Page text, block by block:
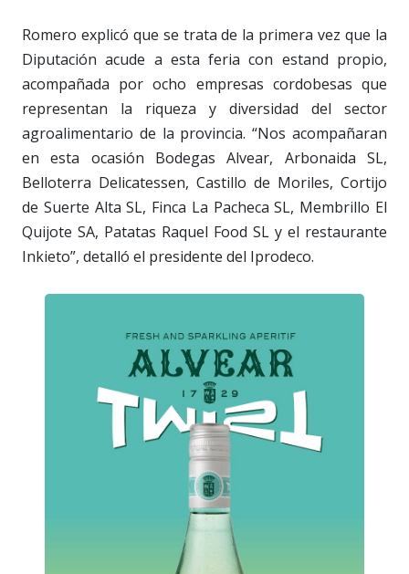
Romero explicó que se trata de la primera vez que la
Diputación acude a esta feria con estand propio,
acompañada por ocho empresas cordobesas que
representan la riqueza y diversidad del sector
agroalimentario de la provincia. “Nos acompañaran
en esta ocasión Bodegas Alvear, Arbonaida SL,
Belloterra Delicatessen, Castillo de Moriles, Cortijo
de Suerte Alta SL, Finca La Pacheca SL, Membrillo El
Quijote SA, Patatas Raquel Food SL y el restaurante
Inkieto”, detalló el presidente del Iprodeco.